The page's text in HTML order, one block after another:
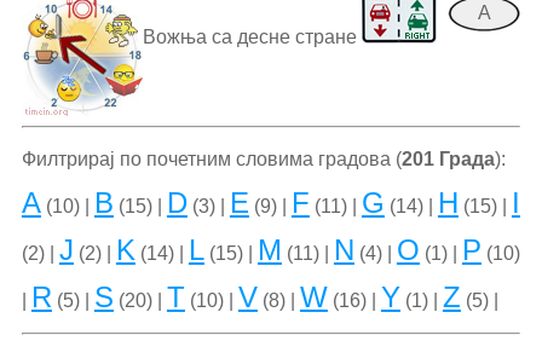
A
Вожња са десне стране
Филтрирај по почетним словима градова (201 Града):
A(10) | B (15) | D(3) | E (9) | F (11) | G (14) | H (15) | I
(2) | J (2) | K (14) | L(15) | M (11) | N (4) | O (1) | P (10)
R (5) | S (20) | T (10) | V (8) | W (16) | Y (1) | Z (5) |